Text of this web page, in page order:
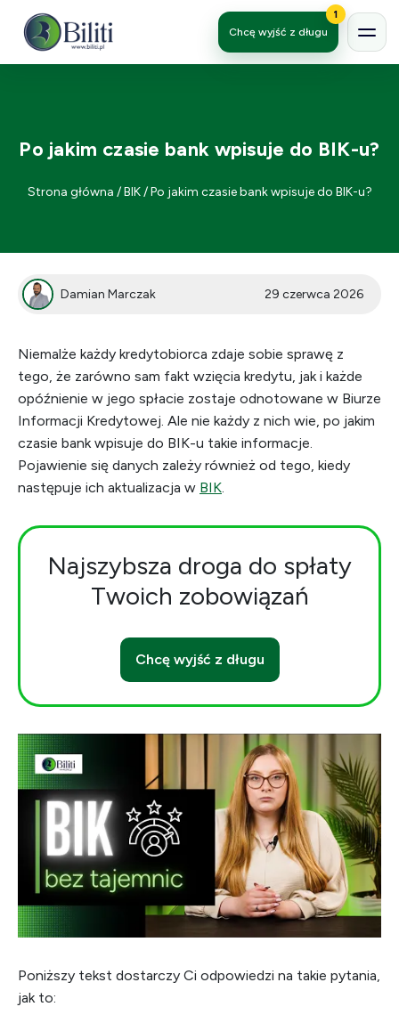
Chcę wyjść z długu
1
Po jakim czasie bank wpisuje do BIK-u?
Strona główna /BIK/Po jakim czasie bank wpisuje do BIK-u?
Damian Marczak 29 czerwca 2026
Niemalże każdy kredytobiorca zdaje sobie sprawę z
tego, że zarówno sam fakt wzięcia kredytu, jak i każde
opóźnienie w jego spłacie zostaje odnotowane w Biurze
Informacji Kredytowej. Ale nie każdy z nich wie, po jakim
czasie bank wpisuje do BIK-u takie informacje.
Pojawienie się danych zależy również od tego, kiedy
następuje ich aktualizacja w BIK.
Najszybsza droga do spłaty
Twoich zobowiązań
Chcę wyjść z długu
Poniższy tekst dostarczy Ci odpowiedzi na takie pytania,
jak to: